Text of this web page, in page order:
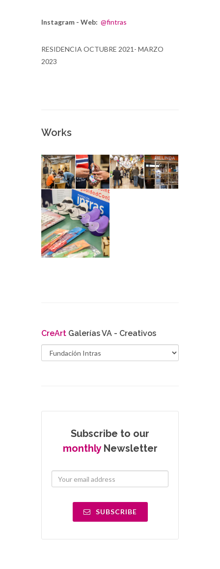
Instagram - Web: @fintras
RESIDENCIA OCTUBRE 2021- MARZO
2023
Works
CreArt Galerías VA - Creativos
Subscribe to our
monthlyNewsletter
SUBSCRIBE